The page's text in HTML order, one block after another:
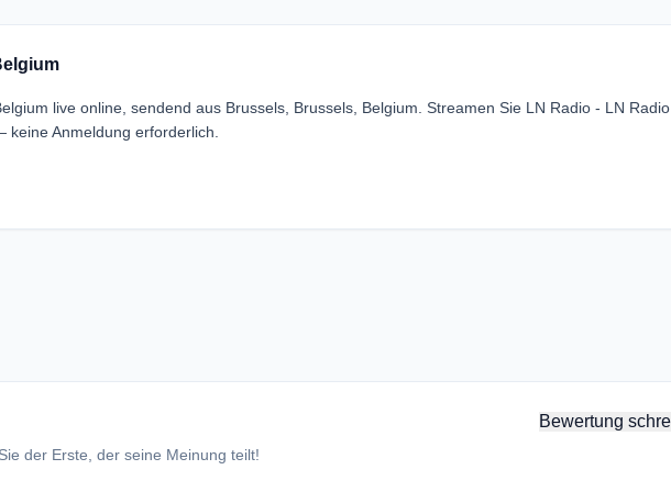
live online, sendend aus Brussels, Brussels, Belgium. Streamen Sie LN Radio - LN Radio
Anmeldung erforderlich.
Bewertung
der Erste, der seine Meinung teilt!